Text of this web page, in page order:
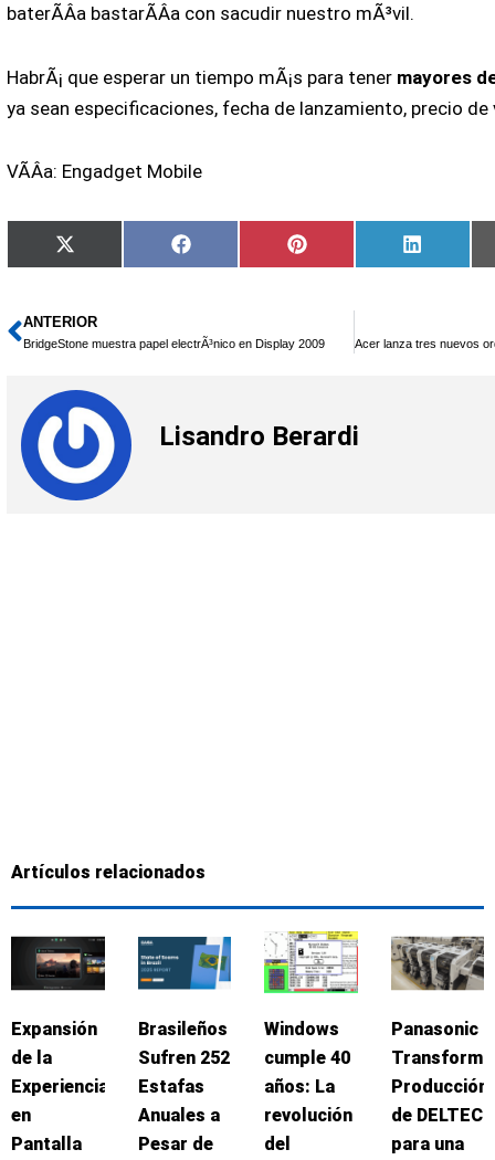
baterÃ­Â­a bastarÃ­Â­a con sacudir nuestro mÃ³vil.
HabrÃ¡ que esperar un tiempo mÃ¡s para tener mayores
ya sean especificaciones, fecha de lanzamiento, precio de
VÃ­Â­a: Engadget Mobile
Compartir
en
X
(Twitter)
Compartir
en
Facebook
Compartir
en
Pinterest
en
LinkedIn
Ant
ANTERIOR
BridgeStone muestra papel electrÃ³nico en Display 2009
Lisandro Berardi
Artículos relacionados
Expansión
de la
Experiencia
en
Pantalla
Brasileños
Sufren 252
Estafas
Anuales a
Pesar de
Windows
cumple 40
años: La
revolución
del
Panasonic
Transforma
Producción
de DELTEC
para una